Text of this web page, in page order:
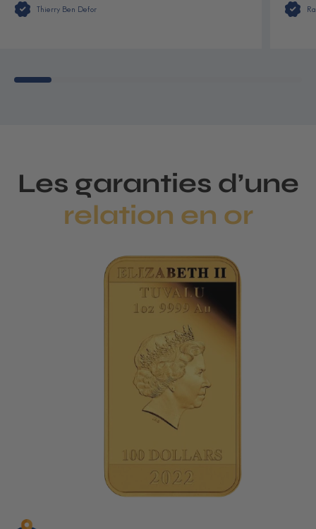
Thierry Ben Defor
Les garanties d’une
relation en or